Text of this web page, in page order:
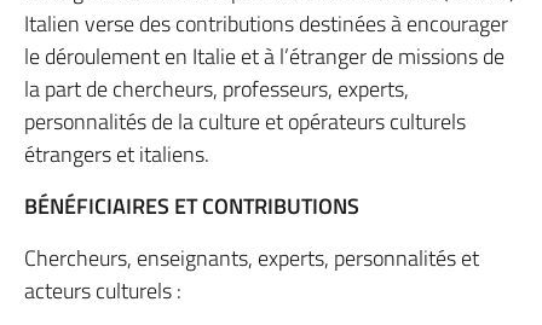
Italien verse des contributions destinées à encourager
le déroulement en Italie et à l’étranger de missions de
la part de chercheurs, professeurs, experts,
personnalités de la culture et opérateurs culturels
étrangers et italiens.
BÉNÉFICIAIRES ET CONTRIBUTIONS
Chercheurs, enseignants, experts, personnalités et
acteurs culturels :